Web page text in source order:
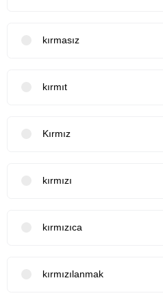
kırmasız
kırmıt
Kırmız
kırmızı
kırmızıca
kırmızılanmak